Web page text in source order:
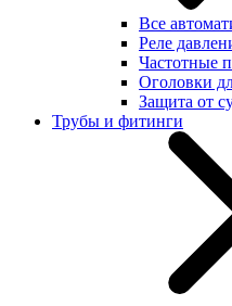
Все
Реле
Частотные
Оголовки
Защита от
Трубы и фитинги